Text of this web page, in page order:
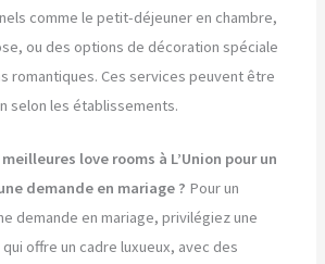
comme le petit-déjeuner en chambre,
ou des options de décoration spéciale
romantiques. Ces services peuvent être
selon les établissements.
love rooms à L’Union pour un
demande en mariage ? Pour un
demande en mariage, privilégiez une
offre un cadre luxueux, avec des